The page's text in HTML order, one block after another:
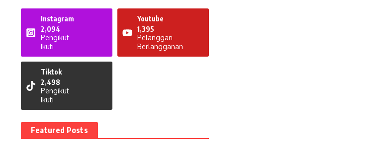
Instagram
2,094
Pengikut
Ikuti
Youtube
1,395
Pelanggan
Berlangganan
Tiktok
2,498
Pengikut
Ikuti
Featured Posts